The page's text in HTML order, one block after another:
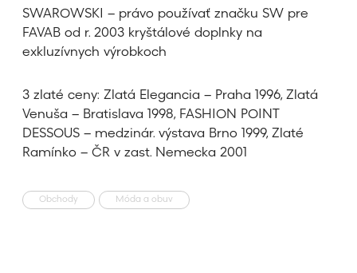
SWAROWSKI – právo používať značku SW pre
FAVAB od r. 2003 kryštálové doplnky na
exkluzívnych výrobkoch
3 zlaté ceny: Zlatá Elegancia – Praha 1996, Zlatá
Venuša – Bratislava 1998, FASHION POINT
DESSOUS – medzinár. výstava Brno 1999, Zlaté
Ramínko – ČR v zast. Nemecka 2001
Obchody Móda a obuv